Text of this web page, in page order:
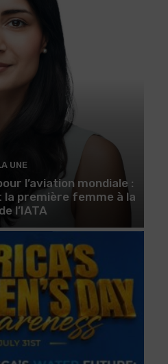
UNE
l’aviation mondiale :
la première femme à la
l’IATA